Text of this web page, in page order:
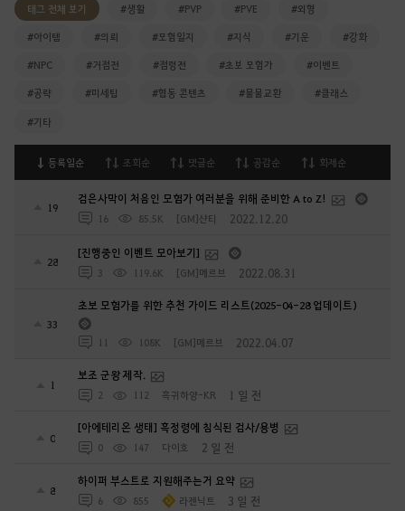
태그 전체 보기 #생활 #PVP #PVE #외형
#아이템 #의뢰 #모험일지 #지식 #기운 #강화
#NPC #거점전 #점령전 #초보 모험가 #이벤트
#공략 #미세팁 #협동 콘텐츠 #물물교환 #클래스
#기타
등록일순 조회순 댓글순 공감순 화제순
19
검은사막이 처음인 모험가 여러분을 위해 준비한 A to Z!
16 85.5K [GM]샨티 2022.12.20
28
[진행중인 이벤트 모아보기]
3 119.6K [GM]메르브 2022.08.31
33
초보 모험가를 위한 추천 가이드 리스트(2025-04-28 업데이트)
11 108K [GM]메르브 2022.04.07
1
보조 군왕 제작.
2 112 흑귀하양-KR 1 일 전
0
[아에테리온 생태] 흑정령에 침식된 검사/용병
0 147 다이호 2 일 전
8
하이퍼 부스트로 지원해주는거 요약
6 855 라젠닉트 3 일 전